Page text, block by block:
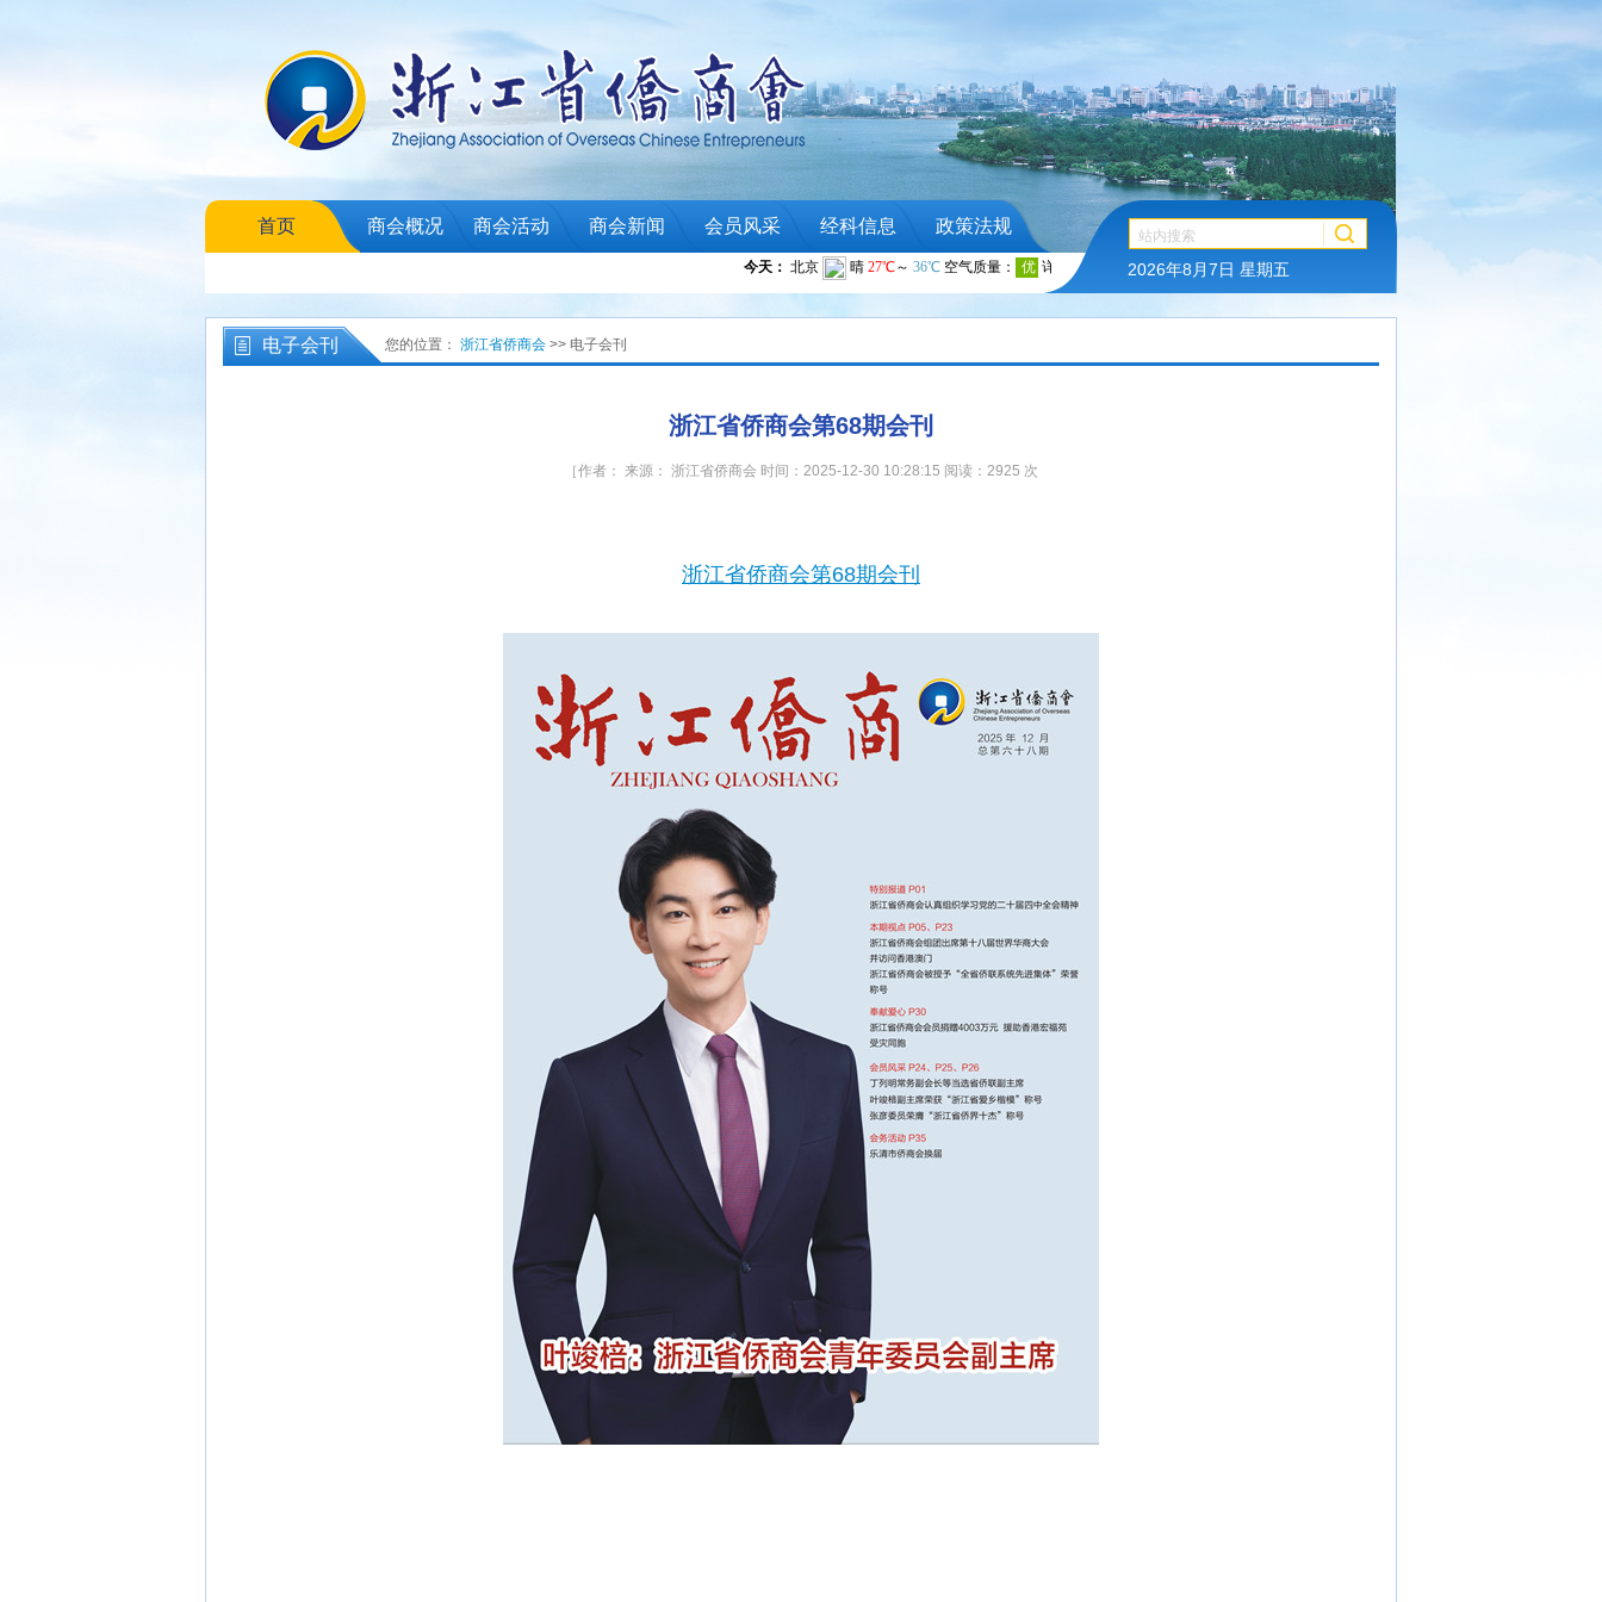
首页 商会概况 商会活动 商会新闻 会员风采 经科信息 政策法规
2026年8月7日 星期五
电子会刊 您的位置： 浙江省侨商会 >> 电子会刊
浙江省侨商会第68期会刊
［作者： 来源： 浙江省侨商会 时间：2025-12-30 10:28:15 阅读：2925 次
浙江省侨商会第68期会刊